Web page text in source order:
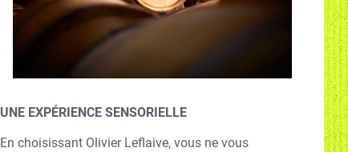
UNE EXPÉRIENCE SENSORIELLE
En choisissant Olivier Leflaive, vous ne vous